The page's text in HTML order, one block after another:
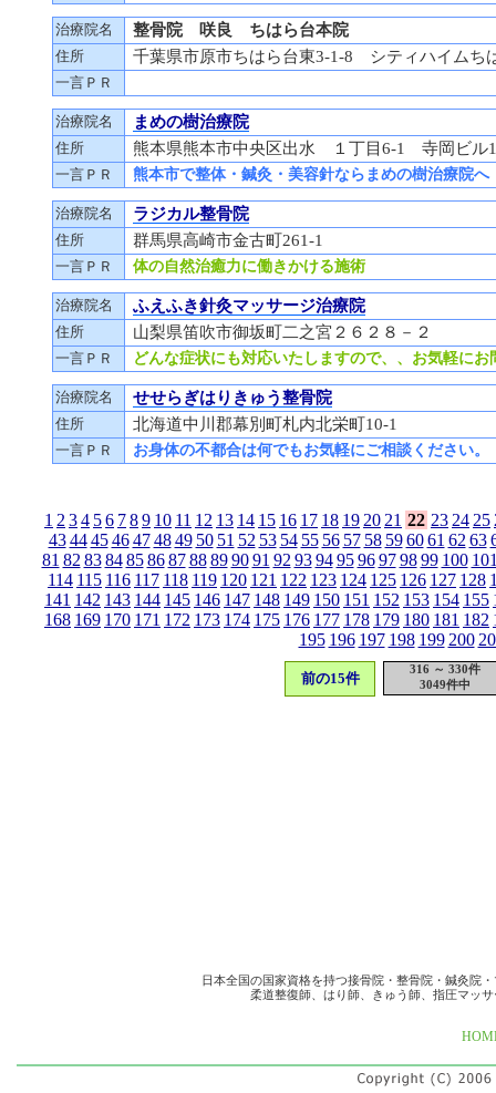
治療院名 整骨院 咲良 ちはら台本院
住所 千葉県市原市ちはら台東3-1-8 シティハイムち
一言ＰＲ
治療院名 まめの樹治療院
住所 熊本県熊本市中央区出水 １丁目6-1 寺岡ビル
一言ＰＲ 熊本市で整体・鍼灸・美容針ならまめの樹治療院へ
治療院名 ラジカル整骨院
住所 群馬県高崎市金古町261-1
一言ＰＲ 体の自然治癒力に働きかける施術
治療院名 ふえふき針灸マッサージ治療院
住所 山梨県笛吹市御坂町二之宮２６２８－２
一言ＰＲ どんな症状にも対応いたしますので、、お気軽に
治療院名 せせらぎはりきゅう整骨院
住所 北海道中川郡幕別町札内北栄町10-1
一言ＰＲ お身体の不都合は何でもお気軽にご相談ください。
1 2 34 56 789 10 11 12 13 14 15 16 17 18 19 20 21 22 23 24 25
43 44 45 46 47 48 49 50 51 52 53 54 55 56 57 58 59 60 61 62 63
81 82 83 84 85 86 87 88 89 90 91 92 93 94 95 96 97 98 99 100
114 115 116 117 118 119 120 121 122 123 124 125 126 127 128
141 142 143 144 145 146 147 148 149 150 151 152 153 154 155
168 169 170 171 172 173 174 175 176 177 178 179 180 181 182
195 196 197 198 199 200
前の15件
316 ～ 330件
3049件中
日本全国の国家資格を持つ接骨院・整骨院・鍼灸院
柔道整復師、はり師、きゅう師、指圧マッ